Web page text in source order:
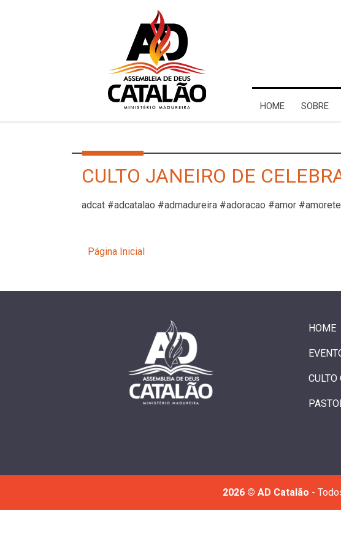
HOME SOBRE
CULTO JANEIRO DE
adcat #adcatalao #admadureira #adoracao #amor
Página Inicial
HOME
2026 © AD Catalão -